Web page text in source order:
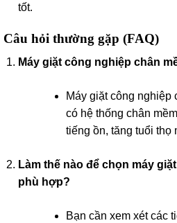
tốt.
Câu hỏi thường gặp (FAQ)
Máy giặt công nghiệp chân
Máy giặt công nghiệp
có hệ thống chân
tiếng ồn, tăng tuổi thọ
Làm thế nào để chọn máy
phù hợp?
Bạn cần xem xét các